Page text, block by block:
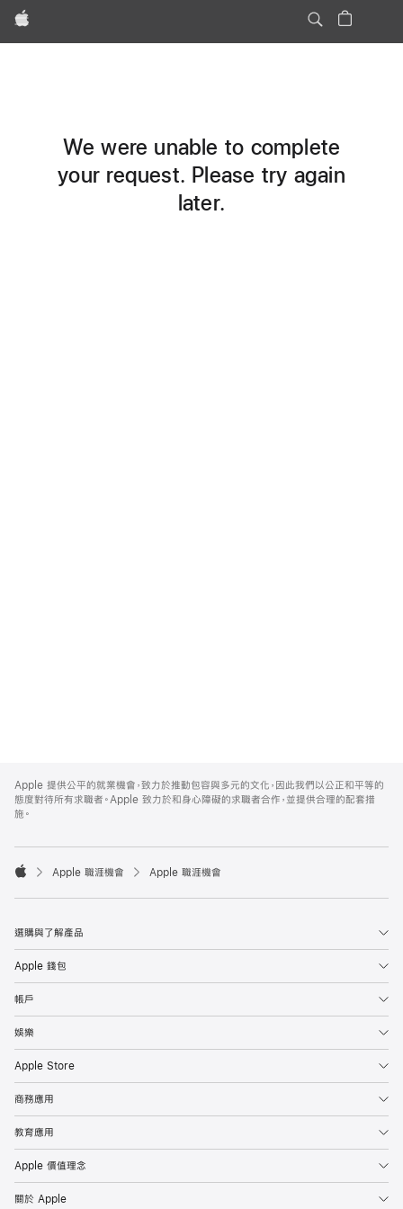
Apple
We were unable to complete
your request. Please try again
later.
Footer
Apple 提供公平的就業機會，致力於推動包容與多元的文化，因此我們以公正和平等的
態度對待所有求職者。Apple 致力於和身心障礙的求職者合作，並提供合理的配套措
施。

Apple 職涯機會 Apple 職涯機會
選購與了解產品
Apple 錢包
帳戶
娛樂
Apple Store
商務應用
教育應用
Apple 價值理念
關於 Apple